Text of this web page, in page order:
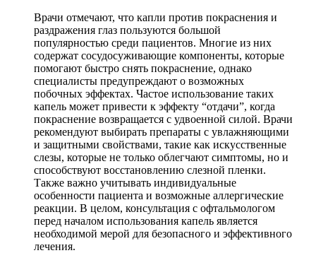
Врачи отмечают, что капли против покраснения и
раздражения глаз пользуются большой
популярностью среди пациентов. Многие из них
содержат сосудосуживающие компоненты, которые
помогают быстро снять покраснение, однако
специалисты предупреждают о возможных
побочных эффектах. Частое использование таких
капель может привести к эффекту “отдачи”, когда
покраснение возвращается с удвоенной силой. Врачи
рекомендуют выбирать препараты с увлажняющими
и защитными свойствами, такие как искусственные
слезы, которые не только облегчают симптомы, но и
способствуют восстановлению слезной пленки.
Также важно учитывать индивидуальные
особенности пациента и возможные аллергические
реакции. В целом, консультация с офтальмологом
перед началом использования капель является
необходимой мерой для безопасного и эффективного
лечения.